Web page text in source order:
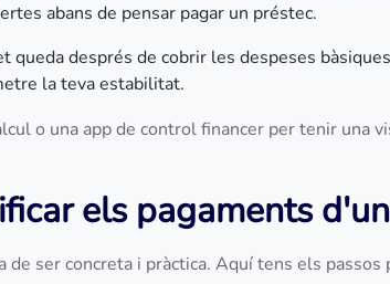
abans de pensar pagar un préstec.
queda després de cobrir les despeses
la teva estabilitat.
o una app de control financer per tenir una
els pagaments
de ser concreta i pràctica. Aquí tens els passos